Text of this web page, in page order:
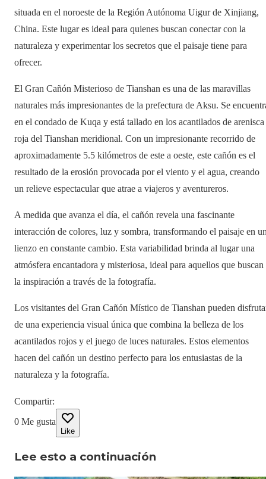
situada en el noroeste de la Región Autónoma Uigur de Xinjiang,
China. Este lugar es ideal para quienes buscan conectar con la
naturaleza y experimentar los secretos que el paisaje tiene para
ofrecer.
El Gran Cañón Misterioso de Tianshan es una de las maravillas
naturales más impresionantes de la prefectura de Aksu. Se
en el condado de Kuqa y está tallado en los acantilados de arenisca
roja del Tianshan meridional. Con un impresionante recorrido de
aproximadamente 5.5 kilómetros de este a oeste, este cañón es el
resultado de la erosión provocada por el viento y el agua, creando
un relieve espectacular que atrae a viajeros y aventureros.
A medida que avanza el día, el cañón revela una fascinante
interacción de colores, luz y sombra, transformando el paisaje en
lienzo en constante cambio. Esta variabilidad brinda al lugar una
atmósfera encantadora y misteriosa, ideal para aquellos que buscan
la inspiración a través de la fotografía.
Los visitantes del Gran Cañón Místico de Tianshan pueden
de una experiencia visual única que combina la belleza de los
acantilados rojos y el juego de luces naturales. Estos elementos
hacen del cañón un destino perfecto para los entusiastas de la
naturaleza y la fotografía.
Compartir:
0 Me gusta
Like
Lee esto a continuación